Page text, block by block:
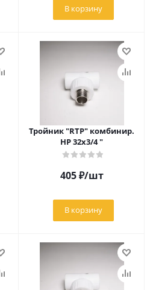
В корзину
Тройник "RTP" комбинир.
НР 32х3/4 "
405₽/шт
В корзину